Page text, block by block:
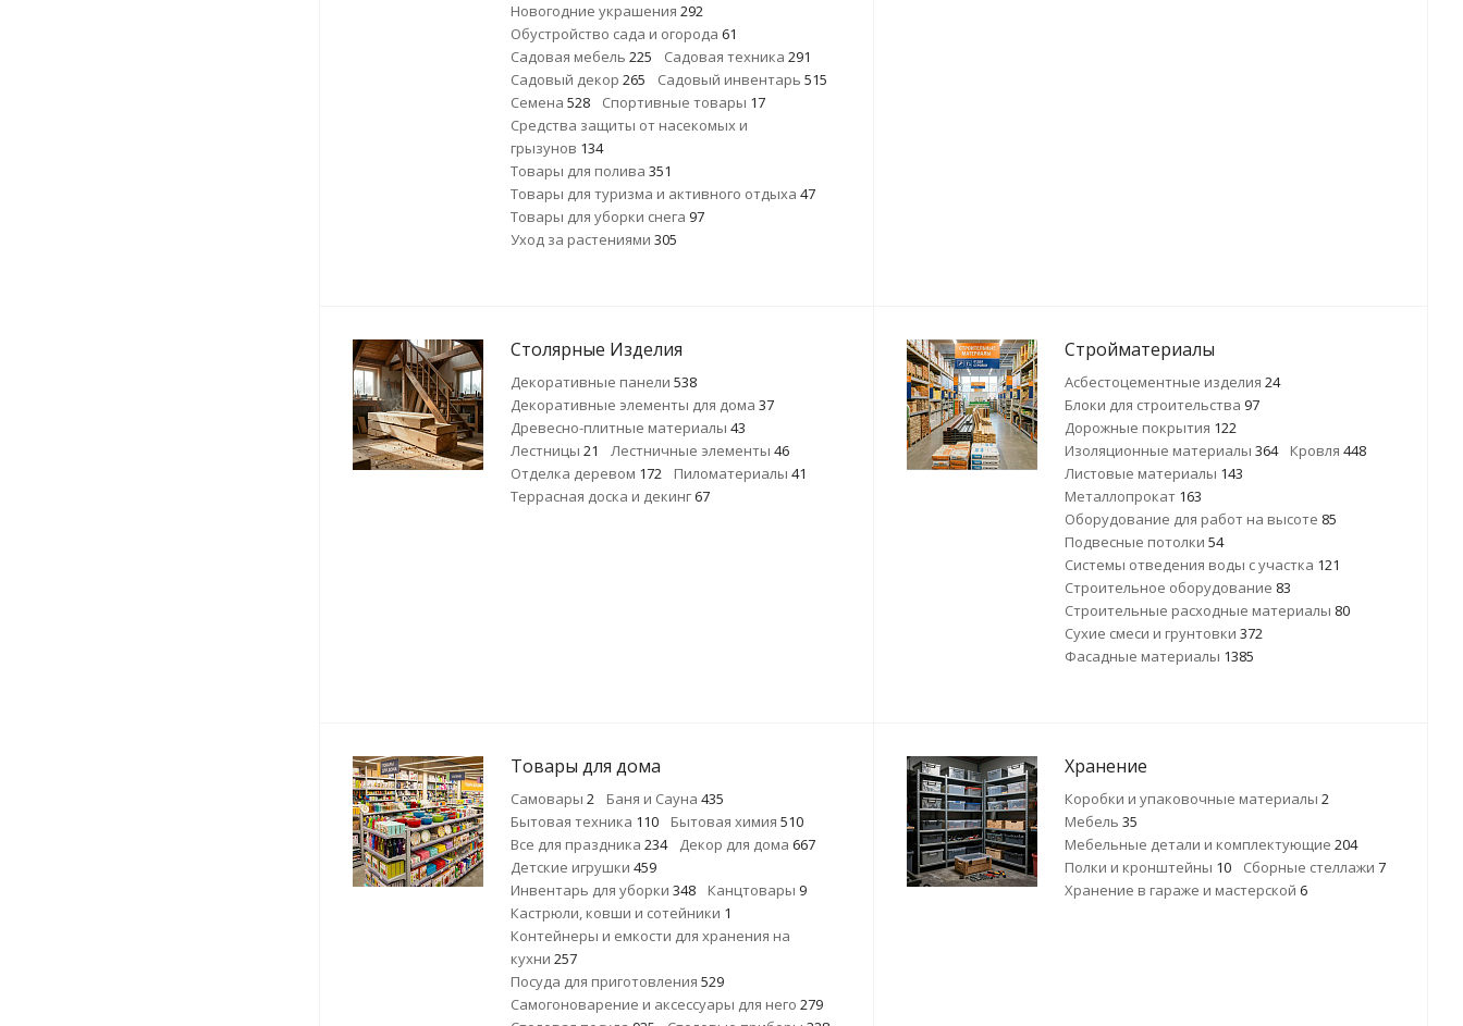
Новогодние украшения 292
Обустройство сада и огорода 61
Садовая мебель 225 Садовая техника 291
Садовый декор 265 Садовый инвентарь 515
Семена 528 Спортивные товары 17
Средства защиты от насекомых и
грызунов 134
Товары для полива 351
Товары для туризма и активного отдыха 47
Товары для уборки снега 97
Уход за растениями 305
Столярные Изделия
Декоративные панели 538
Декоративные элементы для дома 37
Древесно-плитные материалы 43
Лестницы 21 Лестничные элементы 46
Отделка деревом 172 Пиломатериалы 41
Террасная доска и декинг 67
Стройматериалы
Асбестоцементные изделия 24
Блоки для строительства 97
Дорожные покрытия 122
Изоляционные материалы 364 Кровля 448
Листовые материалы 143
Металлопрокат 163
Оборудование для работ на высоте 85
Подвесные потолки 54
Системы отведения воды с участка 121
Строительное оборудование 83
Строительные расходные материалы 80
Сухие смеси и грунтовки 372
Фасадные материалы 1385
Товары для дома
Самовары 2 Баня и Сауна 435
Бытовая техника 110 Бытовая химия 510
Все для праздника 234 Декор для дома 667
Детские игрушки 459
Инвентарь для уборки 348 Канцтовары 9
Кастрюли, ковши и сотейники 1
Контейнеры и емкости для хранения на
кухни 257
Посуда для приготовления 529
Самогоноварение и аксессуары для него 279
Хранение
Коробки и упаковочные материалы 2
Мебель 35
Мебельные детали и комплектующие 204
Полки и кронштейны 10 Сборные стеллажи 7
Хранение в гараже и мастерской 6